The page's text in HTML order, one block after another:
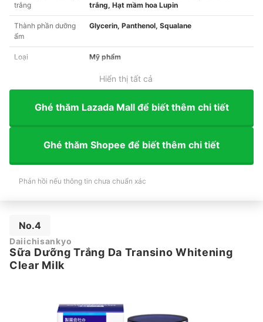
trắng
trắng, Hạt mầm hoa Lupin
Thành phần dưỡng
ẩm
Glycerin, Panthenol, Squalane
Loại Mỹ phẩm
Hiển thị tất cả
Ghé thăm Lazada Mall để biết thêm chi tiết
Ghé thăm Shopee để biết thêm chi tiết
Phản hồi nếu thông tin chưa chuẩn xác
No.4
Daiichisankyo
Sữa Dưỡng Trắng Da Transino Whitening
Clear Milk